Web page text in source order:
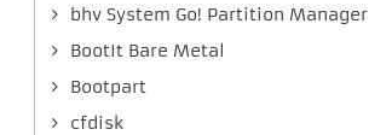
bhv System Go! Partition Manager
BootIt Bare Metal
Bootpart
cfdisk